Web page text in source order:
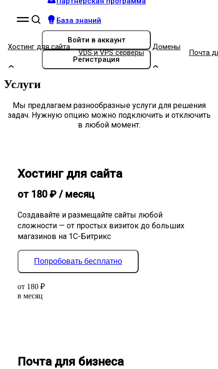
База знаний
Войти в аккаунт
Регистрация
Хостинг для сайта
VDS и VPS серверы
Домены
Почта
Услуги
Мы предлагаем разнообразные услуги для решения
задач. Нужную опцию можно подключить и отключить
в любой момент.
Хостинг для сайта
от 180₽ / месяц
Создавайте и размещайте сайты любой
сложности — от простых визиток до больших
магазинов на 1С-Битрикс
Попробовать бесплатно
от 180 ₽
в месяц
Почта для бизнеса